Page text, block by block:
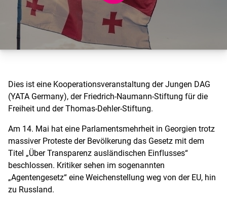
Dies ist eine Kooperationsveranstaltung der Jungen DAG
(YATA Germany), der Friedrich-Naumann-Stiftung für die
Freiheit und der Thomas-Dehler-Stiftung.
Am 14. Mai hat eine Parlamentsmehrheit in Georgien trotz
massiver Proteste der Bevölkerung das Gesetz mit dem
Titel „Über Transparenz ausländischen Einflusses“
beschlossen. Kritiker sehen im sogenannten
„Agentengesetz“ eine Weichenstellung weg von der EU, hin
zu Russland.